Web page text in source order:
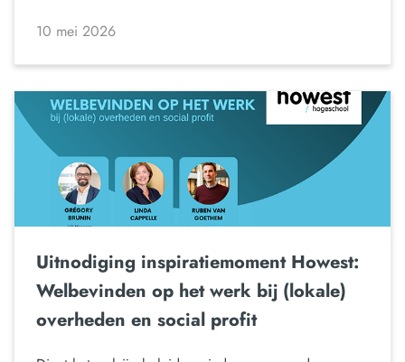
10 mei 2026
Uitnodiging inspiratiemoment Howest:
Welbevinden op het werk bij (lokale)
overheden en social profit